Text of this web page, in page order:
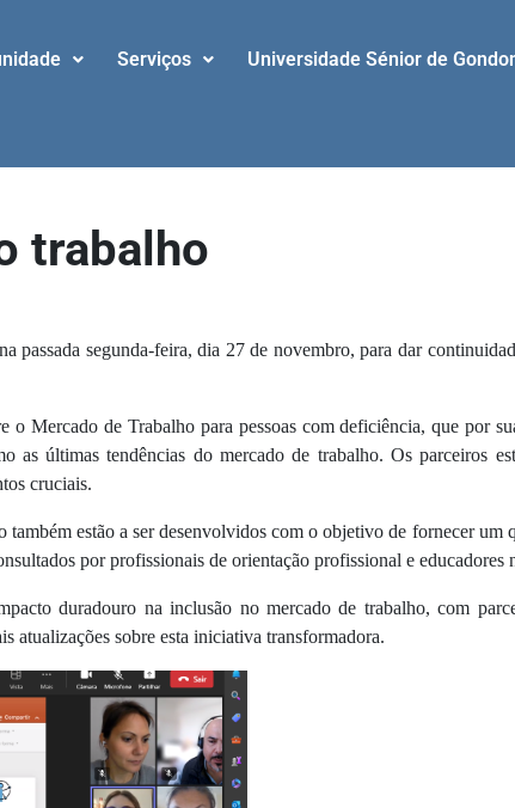
Serviços Universidade Sénior de
trabalho
segunda-feira, dia 27 de novembro, para dar
Mercado de Trabalho para pessoas com deficiência, que por
as últimas tendências do mercado de trabalho. Os parceiros
cruciais.
estão a ser desenvolvidos com o objetivo de fornecer um
por profissionais de orientação profissional e educadores
duradouro na inclusão no mercado de trabalho, com
atualizações sobre esta iniciativa transformadora.